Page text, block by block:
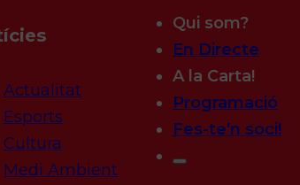
Actualitat
Esports
Cultura
Medi Ambient
Qui som?
En Directe
A la Carta!
Programació
Fes-te'n soci!